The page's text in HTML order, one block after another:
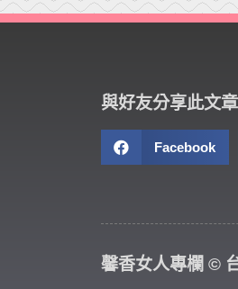
與好友分享此文章
Facebook
馨香女人專欄 ©